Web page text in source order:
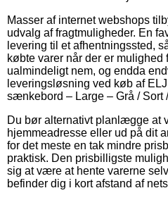
Masser af internet webshops
udvalg af fragtmuligheder. En
levering til et afhentningssted,
købte varer når der er mulighed
ualmindeligt nem, og endda
leveringsløsning ved køb af
sænkebord – Large – Grå / Sort
Du bør alternativt planlægge at
hjemmeadresse eller ud på dit
for det meste en tak mindre
praktisk. Den prisbilligste
sig at være at hente varerne
befinder dig i kort afstand af